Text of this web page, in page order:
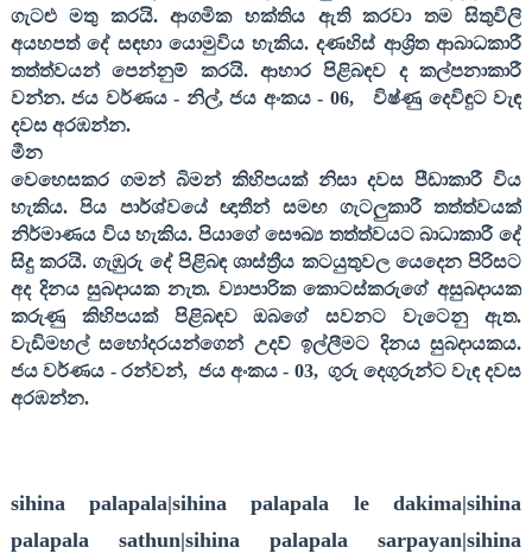
ගැටළු මතු කරයි. ආගමික භක්තිය ඇති කරවා තම සිතුවිලි
අයහපත් දේ සඳහා යොමුවිය හැකිය. දණහිස් ආශ්‍රිත ආබාධකාරී
තත්ත්වයන් පෙන්නුම් කරයි. ආහාර පිළිබඳව ද කල්පනාකාරී
වන්න. ජය වර්ණය - නිල්,ජය අංකය - 06,
විෂ්ණු දෙවිඳුට වැඳ
දවස අරඹන්න.
මීන
වෙහෙසකර ගමන් බිමන් කිහිපයක් නිසා දවස පීඩාකාරී විය
හැකිය. පිය පාර්ශ්වයේ ඥාතීන් සමඟ ගැටලුකාරී තත්ත්වයක්
නිර්මාණය විය හැකිය. පියාගේ සෞඛ්‍ය තත්ත්වයට බාධාකාරී දේ
සිදු කරයි. ගැඹුරු දේ පිළිබඳ ශාස්ත්‍රීය කටයුතුවල යෙදෙන පිරිසට
අද දිනය සුබදායක නැත. ව්‍යාපාරික කොටස්කරුගේ අසුබදායක
කරුණු කිහිපයක් පිළිබඳව ඔබගේ සවනට වැටෙනු ඇත.
වැඩිමහල් සහෝදරයන්ගෙන් උදව් ඉල්ලීමට දිනය සුබදායකය.
ජය වර්ණය -රන්වන්, ජය අංකය- 03, ගුරු දෙගුරුන්ට වැඳ දවස
අරඹන්න.
sihina palapala|sihina palapala le dakima|sihina
palapala sathun|sihina palapala sarpayan|sihina